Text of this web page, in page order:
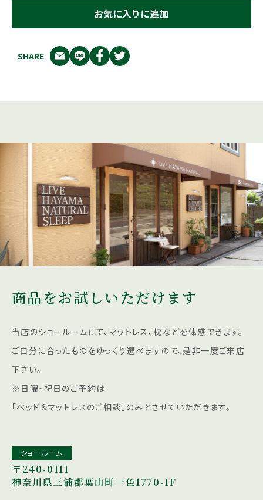
お気に入りに追加
SHARE
商品をお試しいただけます
当店のショールームにて、マットレス、枕などを体感できます。
ご自分に合ったものをゆっくり選べますので、是非一度ご来店
下さい。
※日曜・祝日のご予約は
「ベッド＆マットレスのご相談」のみとさせていただきます。
ショールーム
〒240-0111
神奈川県三浦郡葉山町一色1770-1F